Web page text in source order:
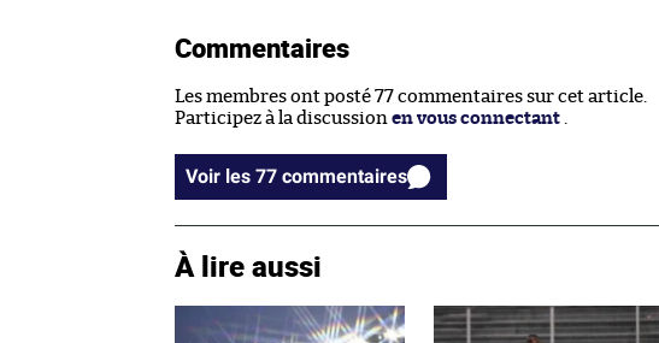
Commentaires
Les membres ont posté 77 commentaires sur cet article.
Participez à la discussion en vous connectant .
Voir les 77 commentaires
À lire aussi